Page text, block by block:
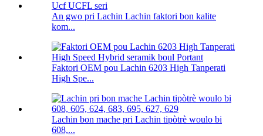
An gwo pri Lachin Lachin faktori bon kalite
kom...
Faktori OEM pou Lachin 6203 High Tanperati
High Spe...
Lachin bon mache pri Lachin tipòtrè woulo bi
608,...